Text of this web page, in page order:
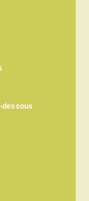
dessous